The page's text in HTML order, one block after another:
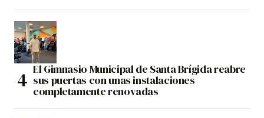
El Gimnasio Municipal de Santa Brígida reabre
sus puertas con unas instalaciones
completamente renovadas